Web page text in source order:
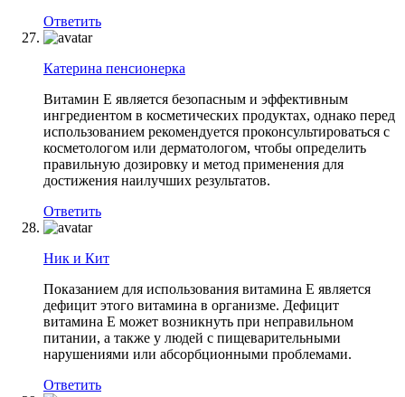
Ответить
Катерина пенсионерка
Витамин Е является безопасным и эффективным
ингредиентом в косметических продуктах, однако перед
использованием рекомендуется проконсультироваться с
косметологом или дерматологом, чтобы определить
правильную дозировку и метод применения для
достижения наилучших результатов.
Ответить
Ник и Кит
Показанием для использования витамина Е является
дефицит этого витамина в организме. Дефицит
витамина Е может возникнуть при неправильном
питании, а также у людей с пищеварительными
нарушениями или абсорбционными проблемами.
Ответить